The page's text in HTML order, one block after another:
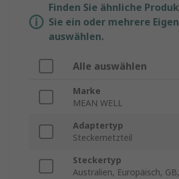
Finden Sie ähnliche
Sie ein oder mehrere
auswählen.
Alle auswählen
Marke
MEAN WELL
Adaptertyp
Steckernetzteil
Steckertyp
Australien, Europäisch,